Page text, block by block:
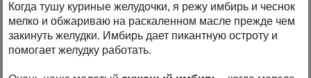
Когда тушу куриные желудочки, я режу имбирь и чеснок
мелко и обжариваю на раскаленном масле прежде чем
закинуть желудки. Имбирь дает пикантную остроту и
помогает желудку работать.